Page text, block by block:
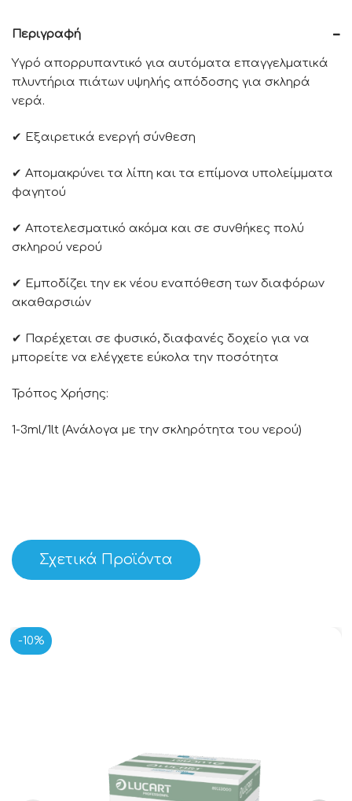
Περιγραφή
Υγρό απορρυπαντικό για αυτόματα επαγγελματικά
πλυντήρια πιάτων υψηλής απόδοσης για σκληρά
νερά.
✔ Εξαιρετικά ενεργή σύνθεση
✔ Απομακρύνει τα λίπη και τα επίμονα υπολείμματα
φαγητού
✔ Αποτελεσματικό ακόμα και σε συνθήκες πολύ
σκληρού νερού
✔ Εμποδίζει την εκ νέου εναπόθεση των διαφόρων
ακαθαρσιών
✔ Παρέχεται σε φυσικό, διαφανές δοχείο για να
μπορείτε να ελέγχετε εύκολα την ποσότητα
Τρόπος Χρήσης:
1-3ml/1lt (Ανάλογα με την σκληρότητα του νερού)
Σχετικά Προϊόντα
-10%